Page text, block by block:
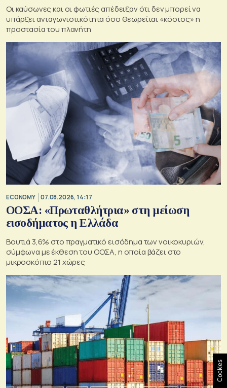
Οι καύσωνες και οι φωτιές απέδειξαν ότι δεν μπορεί να
υπάρξει ανταγωνιστικότητα όσο θεωρείται «κόστος» η
προστασία του πλανήτη
ECONOMY 07.08.2026, 14:17
ΟΟΣΑ: «Πρωταθλήτρια» στη μείωση
εισοδήματος η Ελλάδα
Βουτιά 3,6% στο πραγματικό εισόδημα των νοικοκυριών,
σύμφωνα με έκθεση του ΟΟΣΑ, η οποία βάζει στο
μικροσκόπιο 21 χώρες
Cookies